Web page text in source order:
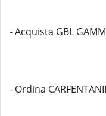
- Acquista GBL
- Ordina